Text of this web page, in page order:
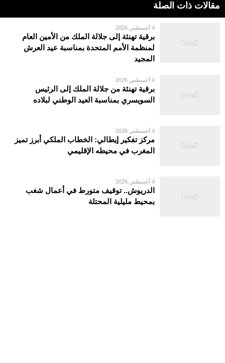
مقالات ذات الصلة
4 أغسطس 2026
برقية تهنئة إلى جلالة الملك من الأمين العام
لمنظمة الأمم المتحدة بمناسبة عيد العرش
المجيد
4 أغسطس 2026
برقية تهنئة من جلالة الملك إلى الرئيس
السويسري بمناسبة العيد الوطني لبلاده
4 أغسطس 2026
مركز تفكير إيطالي: الخطاب الملكي أبرز تميز
المغرب في محيطه الإقليمي
4 أغسطس 2026
الدريوش.. توقيف متورط في أعمال شغب
بمحيط مليلية المحتلة